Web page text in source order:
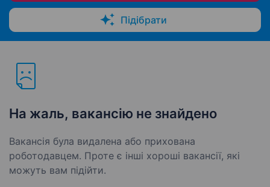
Підібрати
На жаль, вакансію не знайдено
Вакансія була видалена або прихована
роботодавцем. Проте є інші хороші вакансії, які
можуть вам підійти.